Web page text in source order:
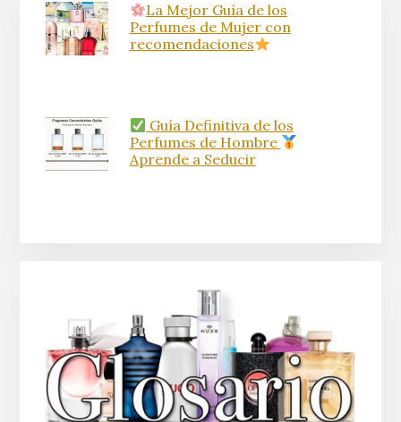
La Mejor Guía de los
Perfumes de Mujer con
recomendaciones
Guía Definitiva de los
Perfumes de Hombre
Aprende a Seducir